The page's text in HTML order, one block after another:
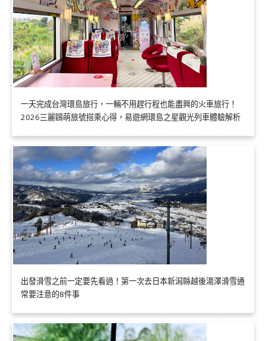
一天完成台灣環島旅行，一輛不用趕行程也能盡興的火車旅行！
2026三麗鷗萌旅號搭乘心得，易遊網環島之星觀光列車體驗解析
出發滑雪之前一定要先看過！第一次去日本新潟縣越後湯澤滑雪通
常要注意的8件事